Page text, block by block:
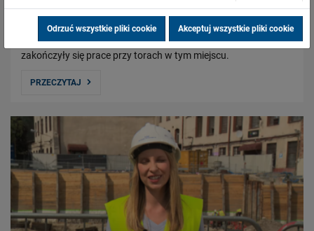
W najnowszym odcinku serii "Kraków po kolei" sprawdzamy, co
zmieniło się pomiędzy Podłężem a Krakowem, od kiedy
zakończyły się prace przy torach w tym miejscu.
PRZECZYTAJ
Odrzuć wszystkie pliki cookie Akceptuj wszystkie pliki cookie